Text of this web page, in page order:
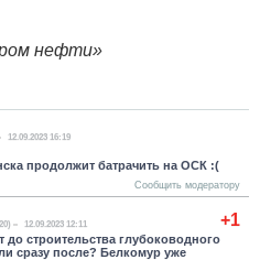
нефти»
12.09.2023 16:19
продолжит батрачить на ОСК :(
Сообщить модератору
+1
12.09.2023 12:11
до строительства глубоководного
сразу после? Белкомур уже